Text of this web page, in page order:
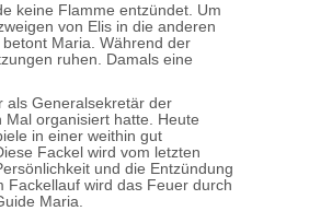
keine Flamme entzündet. Um
von Elis in die anderen
Maria. Während der
ruhen. Damals eine
als Generalsekretär der
organisiert hatte. Heute
in einer weithin gut
Fackel wird vom letzten
und die Entzündung
Fackellauf wird das Feuer durch
Maria.